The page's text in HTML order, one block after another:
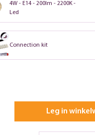
4W - E14 - 200lm - 2200K -
Led
Connection kit
Leg in